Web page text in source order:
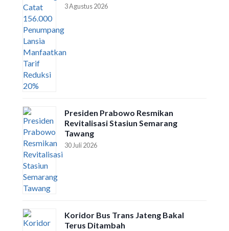
3 Agustus 2026
Presiden Prabowo Resmikan
Revitalisasi Stasiun Semarang
Tawang
30 Juli 2026
Koridor Bus Trans Jateng Bakal
Terus Ditambah